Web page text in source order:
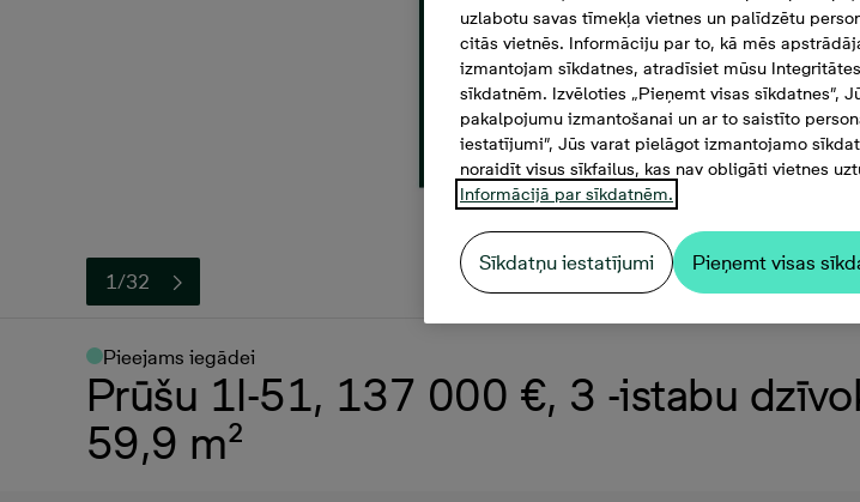
1/32
Pieejams iegādei
Prūšu 1I-51, 137 000 €, 3 -istabu
59,9 m²
uzlabotu savas tīmekļa vietnes un palīdzētu
citās vietnēs. Informāciju par to, kā mēs
izmantojam sīkdatnes, atradīsiet mūsu
sīkdatnēm. Izvēloties „Pieņemt visas sīkdatnes”,
pakalpojumu izmantošanai un ar to saistīto
iestatījumi”, Jūs varat pielāgot izmantojamo
noraidīt visus sīkfailus, kas nav obligāti vietnes
Informācijā par sīkdatnēm.
Sīkdatņu iestatījumi Pieņemt visas